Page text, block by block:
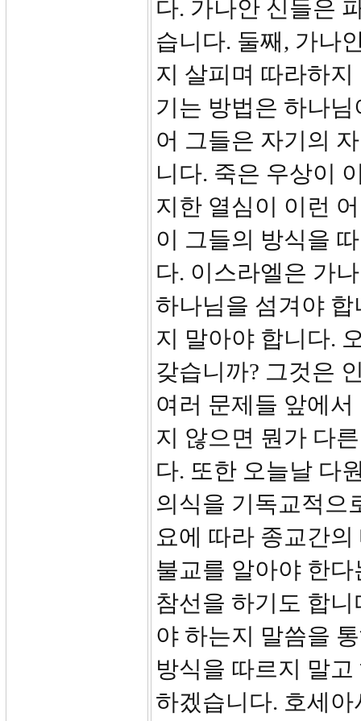
다. 가나안 신들은
습니다. 둘째, 가나
지 살피며 따라하
기는 방법은 하나
어 그들은 자기의
니다. 죽은 우상이
지한 열심이 이런
이 그들의 방식을
다. 이스라엘은 가
하나님을 섬겨야
지 말아야 합니다.
갖습니까? 그것은
여러 문제들 앞에
지 않으면 뭔가 다
다. 또한 오늘날 다
의식을 기독교적으
요에 따라 종교간
불교를 알아야 한
참선을 하기도 합
야 하는지 말씀을
방식을 따르지 말
하겠습니다. 호세